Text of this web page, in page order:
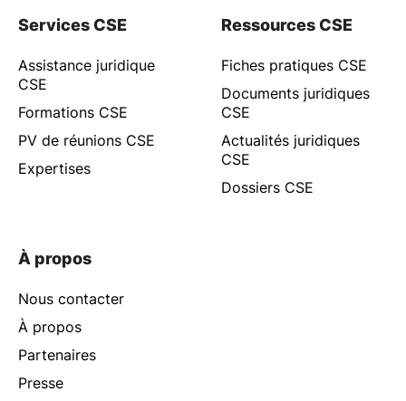
Services CSE
Assistance juridique
CSE
Formations CSE
PV de réunions CSE
Expertises
Ressources CSE
Fiches pratiques CSE
Documents juridiques
CSE
Actualités juridiques
CSE
Dossiers CSE
À propos
Nous contacter
À propos
Partenaires
Presse